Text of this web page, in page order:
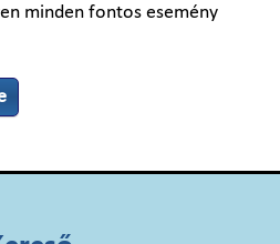
minden fontos esemény